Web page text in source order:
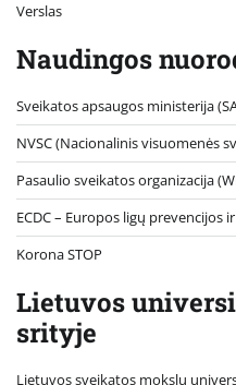
Verslas
Naudingos
Sveikatos apsaugos ministerija
NVSC (Nacionalinis visuomenės
Pasaulio sveikatos organizacija
ECDC – Europos ligų prevencijos
Korona STOP
Lietuvos
srityje
Lietuvos sveikatos mokslų